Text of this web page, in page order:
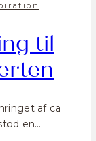
til
af ca
en…